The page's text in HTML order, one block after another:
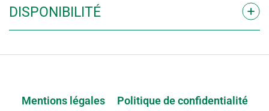
DIS­PO­NI­BI­LI­TÉ
Mentions légales Politique de confidentialité